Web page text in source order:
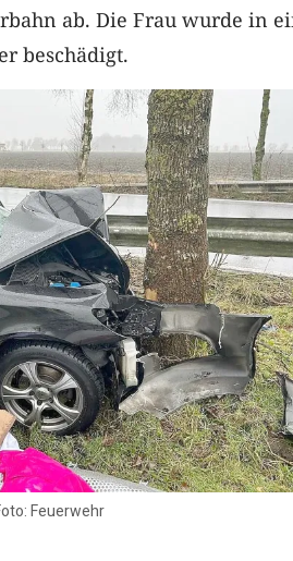
ab. Die Frau wurde in
beschädigt.
Feuerwehr